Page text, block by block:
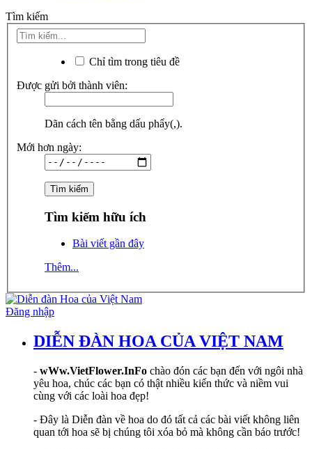
Tìm kiếm
Chỉ tìm trong tiêu đề
Được gửi bởi thành viên:
Dãn cách tên bằng dấu phẩy(,).
Mới hơn ngày:
Tìm kiếm hữu ích
Bài viết gần đây
Thêm...
Đăng nhập
DIỄN ĐÀN HOA CỦA VIỆT NAM
- wWw.VietFlower.InFo chào đón các bạn đến với ngôi nhà
yêu hoa, chúc các bạn có thật nhiều kiến thức và niềm vui
cùng với các loài hoa đẹp!
- Đây là Diễn đàn về hoa do đó tất cả các bài viết không liên
quan tới hoa sẽ bị chúng tôi xóa bỏ mà không cần báo trước!